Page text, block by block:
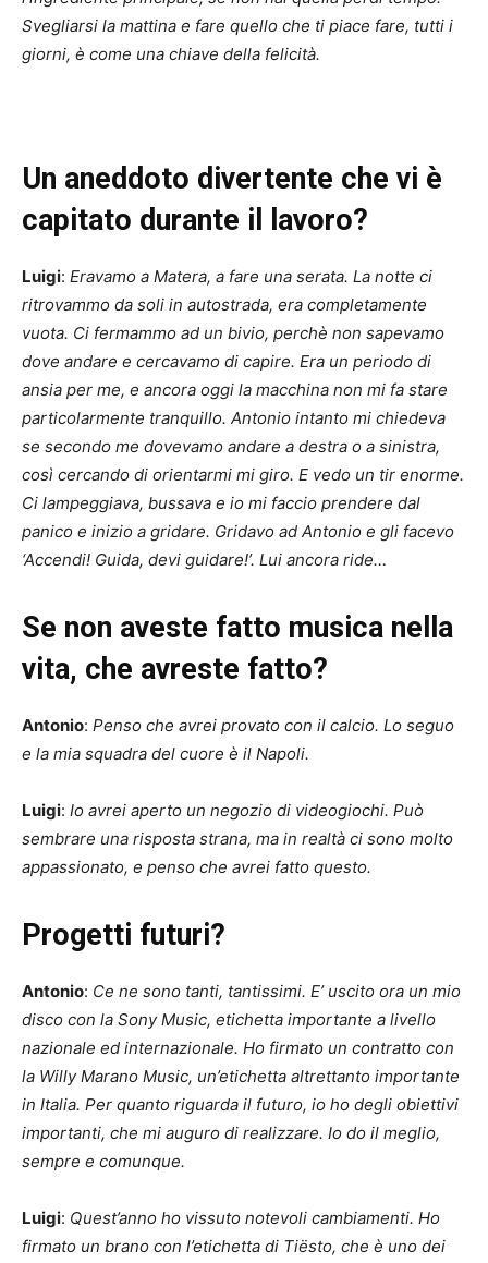
Svegliarsi la mattina e fare quello che ti piace fare, tutti i
giorni, è come una chiave della felicità.
Un aneddoto divertente che vi è
capitato durante il lavoro?
Luigi: Eravamo a Matera, a fare una serata. La notte ci
ritrovammo da soli in autostrada, era completamente
vuota. Ci fermammo ad un bivio, perchè non sapevamo
dove andare e cercavamo di capire. Era un periodo di
ansia per me, e ancora oggi la macchina non mi fa stare
particolarmente tranquillo. Antonio intanto mi chiedeva
se secondo me dovevamo andare a destra o a sinistra,
così cercando di orientarmi mi giro. E vedo un tir enorme.
Ci lampeggiava, bussava e io mi faccio prendere dal
panico e inizio a gridare. Gridavo ad Antonio e gli facevo
‘Accendi! Guida, devi guidare!’. Lui ancora ride…
Se non aveste fatto musica nella
vita, che avreste fatto?
Antonio: Penso che avrei provato con il calcio. Lo seguo
e la mia squadra del cuore è il Napoli.
Luigi: Io avrei aperto un negozio di videogiochi. Può
sembrare una risposta strana, ma in realtà ci sono molto
appassionato, e penso che avrei fatto questo.
Progetti futuri?
Antonio: Ce ne sono tanti, tantissimi. E’ uscito ora un mio
disco con la Sony Music, etichetta importante a livello
nazionale ed internazionale. Ho firmato un contratto con
la Willy Marano Music, un’etichetta altrettanto importante
in Italia. Per quanto riguarda il futuro, io ho degli obiettivi
importanti, che mi auguro di realizzare. Io do il meglio,
sempre e comunque.
Luigi: Quest’anno ho vissuto notevoli cambiamenti. Ho
firmato un brano con l’etichetta di Tiësto, che è uno dei